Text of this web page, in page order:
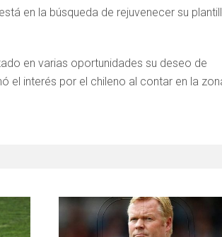
en la búsqueda de rejuvenecer su
en varias oportunidades su deseo de
el interés por el chileno al contar en la